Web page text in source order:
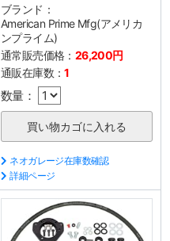
ブランド：
American Prime Mfg(アメリカ
ンプライム)
通常販売価格： 26,200円
通販在庫数：1
数量：
ネオガレージ在庫数確認
詳細ページ